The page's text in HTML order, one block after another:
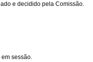
e decidido pela Comissão.
sessão.